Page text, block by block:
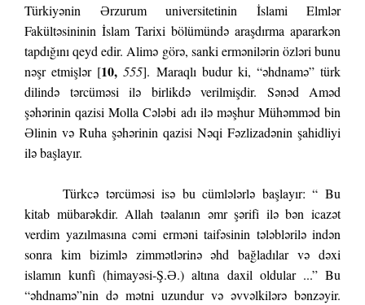
Türkiyənin Ərzurum universitetinin İslami Elmlər
Fakültəsininin İslam Tarixi bölümündə araşdırma apararkən
tapdığını qeyd edir. Alimə görə, sanki ermənilərin özləri bunu
nəşr etmişlər [10, 555]. Maraqlı budur ki, “əhdnamə” türk
dilində tərcüməsi ilə birlikdə verilmişdir. Sənəd Aməd
şəhərinin qazisi Molla Cələbi adı ilə məşhur Mühəmməd bin
Əlinin və Ruha şəhərinin qazisi Nəqi Fəzlizadənin şahidliyi
ilə başlayır.
Türkcə tərcüməsi isə bu cümlələrlə başlayır: “ Bu
kitab mübarəkdir. Allah təalanın əmr şərifi ilə bən icazət
verdim yazılmasına cəmi erməni taifəsinin tələblərilə indən
sonra kim bizimlə zimmətlərinə əhd bağladılar və dəxi
islamın kunfi (himayəsi-Ş.Ə.) altına daxil oldular ...” Bu
“əhdnamə”nin də mətni uzundur və əvvəlkilərə bənzəyir.